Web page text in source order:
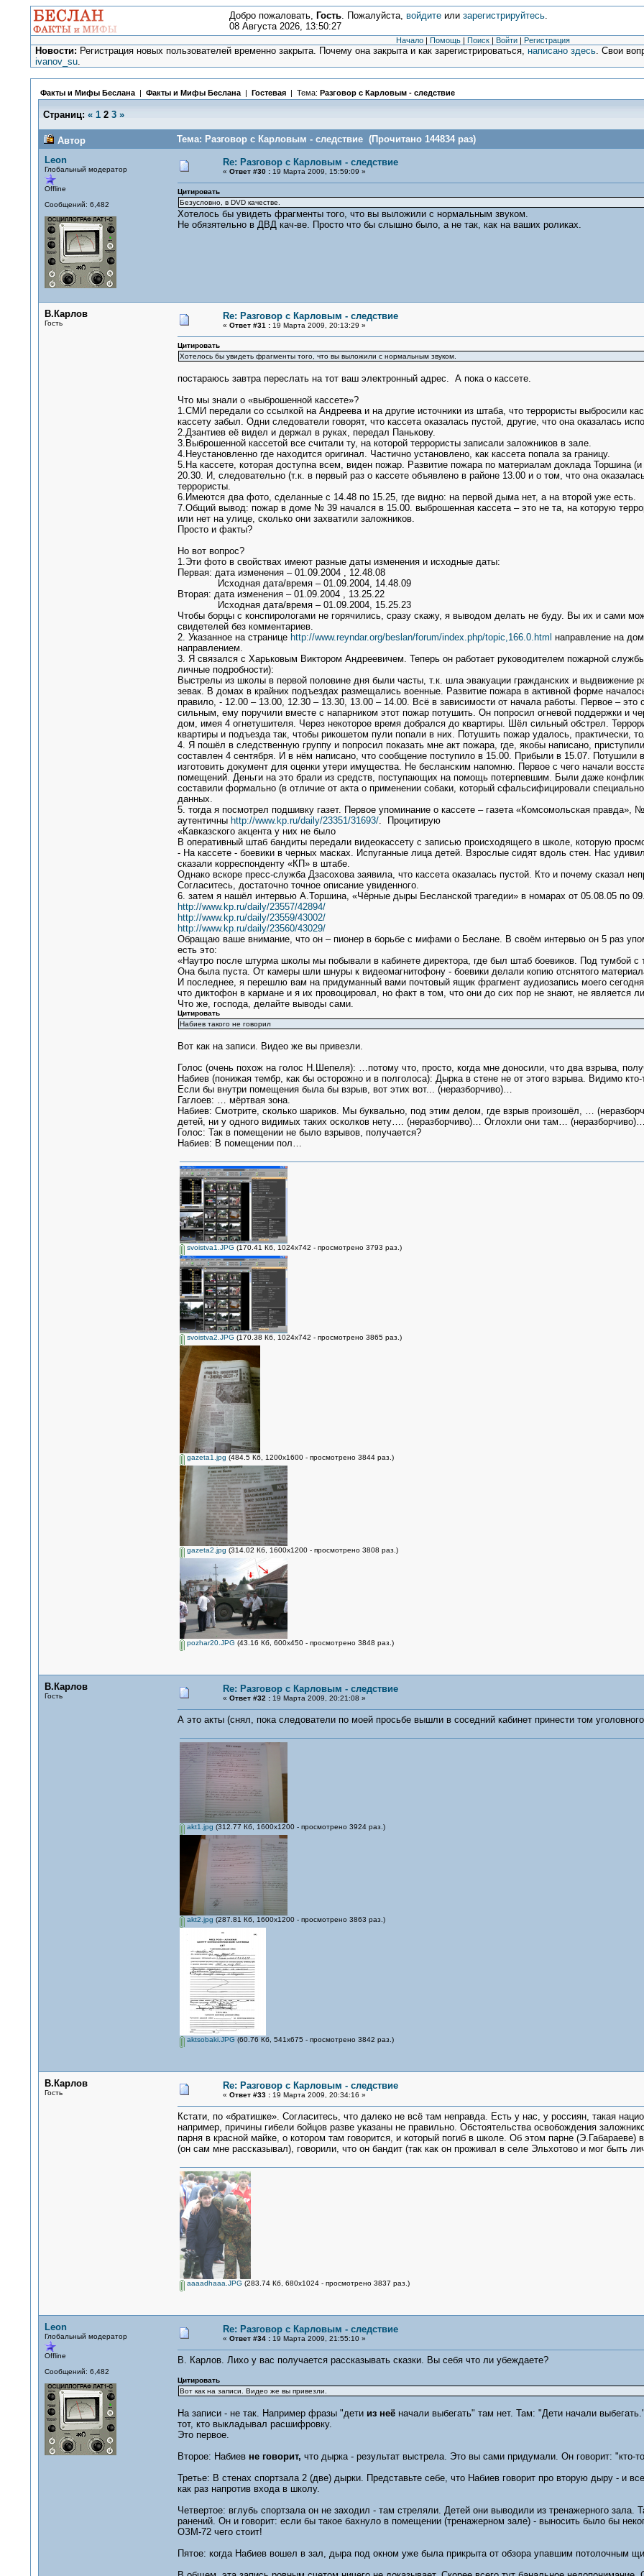
Добро пожаловать, Гость. Пожалуйста, войдитеили зарегистрируйтесь.
08 Августа 2026, 13:50:27
Начало | Помощь | Поиск | Войти | Регистрация
Новости: Регистрация новых пользователей временно закрыта. Почему она закрыта и как зарегистрироваться,написано здесь. Свои
ivanov_su.
Факты и Мифы Беслана| Факты и Мифы Беслана| Гостевая | Тема: Разговор с Карловым - следствие
Страниц: « 1 2 3 »
Автор
Тема: Разговор с Карловым - следствие (Прочитано 144834 раз)
Leon
Глобальный модератор
Offline
Сообщений: 6,482
Re: Разговор с Карловым - следствие
« Ответ #30 :19 Марта 2009, 15:59:09 »
Цитировать
Безусловно, в DVD качестве.
Хотелось бы увидеть фрагменты того, что вы выложили с нормальным звуком.
Не обязятельно в ДВД кач-ве. Просто что бы слышно было, а не так, как на ваших роликах.
В.Карлов
Гость
Re: Разговор с Карловым - следствие
« Ответ #31 :19 Марта 2009, 20:13:29 »
Цитировать
Хотелось бы увидеть фрагменты того, что вы выложили с нормальным звуком.
постараюсь завтра переслать на тот ваш электронный адрес. А пока о кассете.
Что мы знали о «выброшенной кассете»?
1.СМИ передали со ссылкой на Андреева и на другие источники из штаба, что террористы выбросили
кассету забыл. Одни следователи говорят, что кассета оказалась пустой, другие, что она оказалась
2.Дзантиев её видел и держал в руках, передал Панькову.
3.Выброшенной кассетой все считали ту, на которой террористы записали заложников в зале.
4.Неустановленно где находится оригинал. Частично установлено, как кассета попала за границу.
5.На кассете, которая доступна всем, виден пожар. Развитие пожара по материалам доклада Торшина
20.30. И, следовательно (т.к. в первый раз о кассете объявлено в районе 13.00 и о том, что она
террористы.
6.Имеются два фото, сделанные с 14.48 по 15.25, где видно: на первой дыма нет, а на второй уже есть.
7.Общий вывод: пожар в доме № 39 начался в 15.00. выброшенная кассета – это не та, на которую
или нет на улице, сколько они захватили заложников.
Просто и факты?
Но вот вопрос?
1.Эти фото в свойствах имеют разные даты изменения и исходные даты:
Первая: дата изменения – 01.09.2004 , 12.48.08
Исходная дата/время – 01.09.2004, 14.48.09
Вторая: дата изменения – 01.09.2004 , 13.25.22
Исходная дата/время – 01.09.2004, 15.25.23
Чтобы борцы с конспирологами не горячились, сразу скажу, я выводом делать не буду. Вы их и сами
свидетелей без комментариев.
2. Указанное на странице http://www.reyndar.org/beslan/forum/index.php/topic,166.0.html направление на
направлением.
3. Я связался с Харьковым Виктором Андреевичем. Теперь он работает руководителем пожарной
личные подробности):
Выстрелы из школы в первой половине дня были часты, т.к. шла эвакуации гражданских и выдвижение
зевак. В домах в крайних подъездах размещались военные. Развитие пожара в активной форме
правило, - 12.00 – 13.00, 12.30 – 13.30, 13.00 – 14.00. Всё в зависимости от начала работы. Первое –
сильным, ему поручили вместе с напарником этот пожар потушить. Он попросил огневой поддержки и
дом, имея 4 огнетушителя. Через некоторое время добрался до квартиры. Шёл сильный обстрел.
квартиры и подъезда так, чтобы рикошетом пули попали в них. Потушить пожар удалось, практически,
4. Я пошёл в следственную группу и попросил показать мне акт пожара, где, якобы написано,
составлен 4 сентября. И в нём написано, что сообщение поступило в 15.00. Прибыли в 15.07.
изготовить документ для оценки утери имущества. Не бесланским напомню. Первое с чего начали
помещений. Деньги на это брали из средств, поступающих на помощь потерпевшим. Были даже
составили формально (в отличие от акта о применении собаки, который сфальсифицировали
данных.
5. тогда я посмотрел подшивку газет. Первое упоминание о кассете – газета «Комсомольская правда»,
аутентичны http://www.kp.ru/daily/23351/31693/. Процитирую
«Кавказского акцента у них не было
В оперативный штаб бандиты передали видеокассету с записью происходящего в школе, которую
- На кассете - боевики в черных масках. Испуганные лица детей. Взрослые сидят вдоль стен. Нас
сказали корреспонденту «КП» в штабе.
Однако вскоре пресс-служба Дзасохова заявила, что кассета оказалась пустой. Кто и почему сказал
Согласитесь, достаточно точное описание увиденного.
6. затем я нашёл интервью А.Торшина, «Чёрные дыры Бесланской трагедии» в номарах от 05.08.05 по
http://www.kp.ru/daily/23557/42894/
http://www.kp.ru/daily/23559/43002/
http://www.kp.ru/daily/23560/43029/
Обращаю ваше внимание, что он – пионер в борьбе с мифами о Беслане. В своём интервью он 5 раз
есть это:
«Наутро после штурма школы мы побывали в кабинете директора, где был штаб боевиков. Под тумбой с
Она была пуста. От камеры шли шнуры к видеомагнитофону - боевики делали копию отснятого
И последнее, я перешлю вам на придуманный вами почтовый ящик фрагмент аудиозапись моего
что диктофон в кармане и я их провоцировал, но факт в том, что они до сих пор не знают, не является
Что же, господа, делайте выводы сами.
Цитировать
Набиев такого не говорил
Вот как на записи. Видео же вы привезли.
Голос (очень похож на голос Н.Шепеля): …потому что, просто, когда мне доносили, что два взрыва,
Набиев (понижая тембр, как бы осторожно и в полголоса): Дырка в стене не от этого взрыва. Видимо
Если бы внутри помещения была бы взрыв, вот этих вот... (неразборчиво)…
Гаглоев: … мёртвая зона.
Набиев: Смотрите, сколько шариков. Мы буквально, под этим делом, где взрыв произошёл, …
детей, ни у одного видимых таких осколков нету…. (неразборчиво)… Оглохли они там…
Голос: Так в помещении не было взрывов, получается?
Набиев: В помещении пол…
svoistva1.JPG (170.41 Кб, 1024x742 - просмотрено 3793 раз.)
svoistva2.JPG (170.38 Кб, 1024x742 - просмотрено 3865 раз.)
gazeta1.jpg (484.5 Кб, 1200x1600 - просмотрено 3844 раз.)
gazeta2.jpg (314.02 Кб, 1600x1200 - просмотрено 3808 раз.)
pozhar20.JPG (43.16 Кб, 600x450 - просмотрено 3848 раз.)
В.Карлов
Гость
Re: Разговор с Карловым - следствие
« Ответ #32 :19 Марта 2009, 20:21:08 »
А это акты (снял, пока следователи по моей просьбе вышли в соседний кабинет принести том
akt1.jpg (312.77 Кб, 1600x1200 - просмотрено 3924 раз.)
akt2.jpg (287.81 Кб, 1600x1200 - просмотрено 3863 раз.)
aktsobaki.JPG (60.76 Кб, 541x675 - просмотрено 3842 раз.)
В.Карлов
Гость
Re: Разговор с Карловым - следствие
« Ответ #33 :19 Марта 2009, 20:34:16 »
Кстати, по «братишке». Согласитесь, что далеко не всё там неправда. Есть у нас, у россиян, такая
например, причины гибели бойцов разве указаны не правильно. Обстоятельства освобождения
парня в красной майке, о котором там говорится, и который погиб в школе. Об этом парне (Э.Габараеве)
(он сам мне рассказывал), говорили, что он бандит (так как он проживал в селе Эльхотово и мог быть
aaaadhaaa.JPG (283.74 Кб, 680x1024 - просмотрено 3837 раз.)
Leon
Глобальный модератор
Offline
Сообщений: 6,482
Re: Разговор с Карловым - следствие
« Ответ #34 :19 Марта 2009, 21:55:10 »
В. Карлов. Лихо у вас получается рассказывать сказки. Вы себя что ли убеждаете?
Цитировать
Вот как на записи. Видео же вы привезли.
На записи - не так. Например фразы "дети из неё начали выбегать" там нет. Там: "Дети начали
тот, кто выкладывал расшифровку.
Это первое.
Второе: Набиев не говорит, что дырка - результат выстрела. Это вы сами придумали. Он говорит: "кто-
Третье: В стенах спортзала 2 (две) дырки. Представьте себе, что Набиев говорит про вторую дыру - и
как раз напротив входа в школу.
Четвертое: вглубь спортзала он не заходил - там стреляли. Детей они выводили из тренажерного
ранений. Он и говорит: если бы такое бахнуло в помещении (тренажерном зале) - выносить было бы
ОЗМ-72 чего стоит!
Пятое: когда Набиев вошел в зал, дыра под окном уже была прикрыта от обзора упавшим потолочным